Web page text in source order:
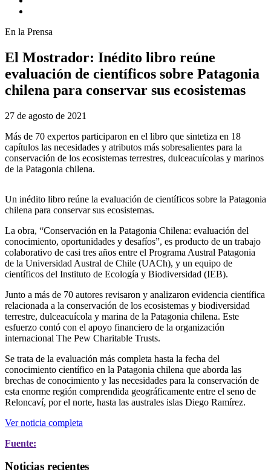
En la Prensa
El Mostrador: Inédito libro reúne
evaluación de científicos sobre Patagonia
chilena para conservar sus ecosistemas
27 de agosto de 2021
Más de 70 expertos participaron en el libro que sintetiza en 18
capítulos las necesidades y atributos más sobresalientes para la
conservación de los ecosistemas terrestres, dulceacuícolas y marinos
de la Patagonia chilena.
Un inédito libro reúne la evaluación de científicos sobre la Patagonia
chilena para conservar sus ecosistemas.
La obra, “Conservación en la Patagonia Chilena: evaluación del
conocimiento, oportunidades y desafíos”, es producto de un trabajo
colaborativo de casi tres años entre el Programa Austral Patagonia
de la Universidad Austral de Chile (UACh), y un equipo de
científicos del Instituto de Ecología y Biodiversidad (IEB).
Junto a más de 70 autores revisaron y analizaron evidencia científica
relacionada a la conservación de los ecosistemas y biodiversidad
terrestre, dulceacuícola y marina de la Patagonia chilena. Este
esfuerzo contó con el apoyo financiero de la organización
internacional The Pew Charitable Trusts.
Se trata de la evaluación más completa hasta la fecha del
conocimiento científico en la Patagonia chilena que aborda las
brechas de conocimiento y las necesidades para la conservación de
esta enorme región comprendida geográficamente entre el seno de
Reloncaví, por el norte, hasta las australes islas Diego Ramírez.
Ver noticia completa
Fuente:
Noticias recientes